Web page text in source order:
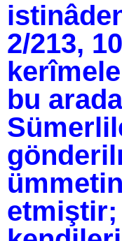
2/213,
bu
etmiştir;